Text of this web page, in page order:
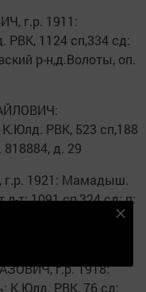
г.р. 1911:
1124 сп,334 сд:
р-н,д.Волоты, оп.
РВК, 523 сп,188
818884, д. 29
1921: Мамадыш.
т: 1091 сп,324 сд: п:
р-н,д.Будские
г.р. 1918:
К.Юлд. РВК, 76 сд: